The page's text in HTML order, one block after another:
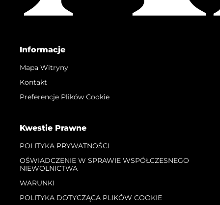
Informacje
Mapa Witryny
Kontakt
Preferencje Plików Cookie
Kwestie Prawne
POLITYKA PRYWATNOŚCI
OŚWIADCZENIE W SPRAWIE WSPÓŁCZESNEGO
NIEWOLNICTWA
WARUNKI
POLITYKA DOTYCZĄCA PLIKÓW COOKIE